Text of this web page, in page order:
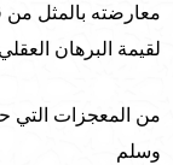
معارضته بالمثل من
لقيمة البرهان
من المعجزات التي
وسلم